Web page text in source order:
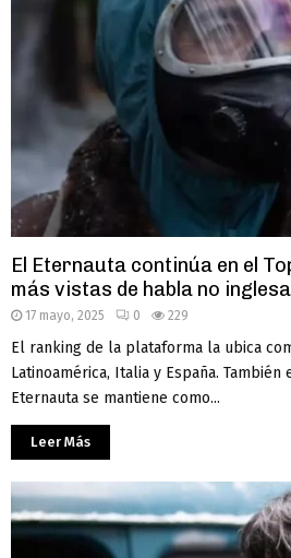
El Eternauta continúa en el
más vistas de habla no
17 mayo, 2025 0 229
El ranking de la plataforma la ubica
Latinoamérica, Italia y España. También
Eternauta se mantiene como...
Leer Más